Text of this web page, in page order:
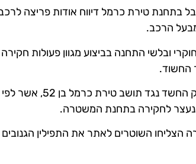
בתחנת טירת כרמל דיווח אודות פריצה
מבעל הרכב.
ובלשי התחנה בביצוע מגוון פעולות
החשוד.
במהלך החקירה התחזק
לחקירה בתחנת המשטרה.
הצליחו השוטרים לאתר את התפילין